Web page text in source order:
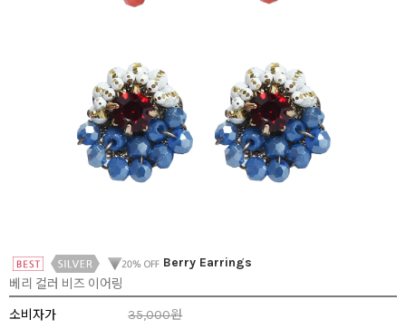
Berry Earrings
베리 컬러 비즈 이어링
소비자가
35,000원